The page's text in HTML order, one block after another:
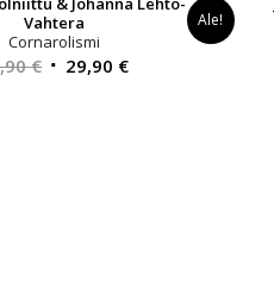
Vahtera
Cornarolismi
€ Alkuperäinen
29,90 €Nykyinen
Ale!